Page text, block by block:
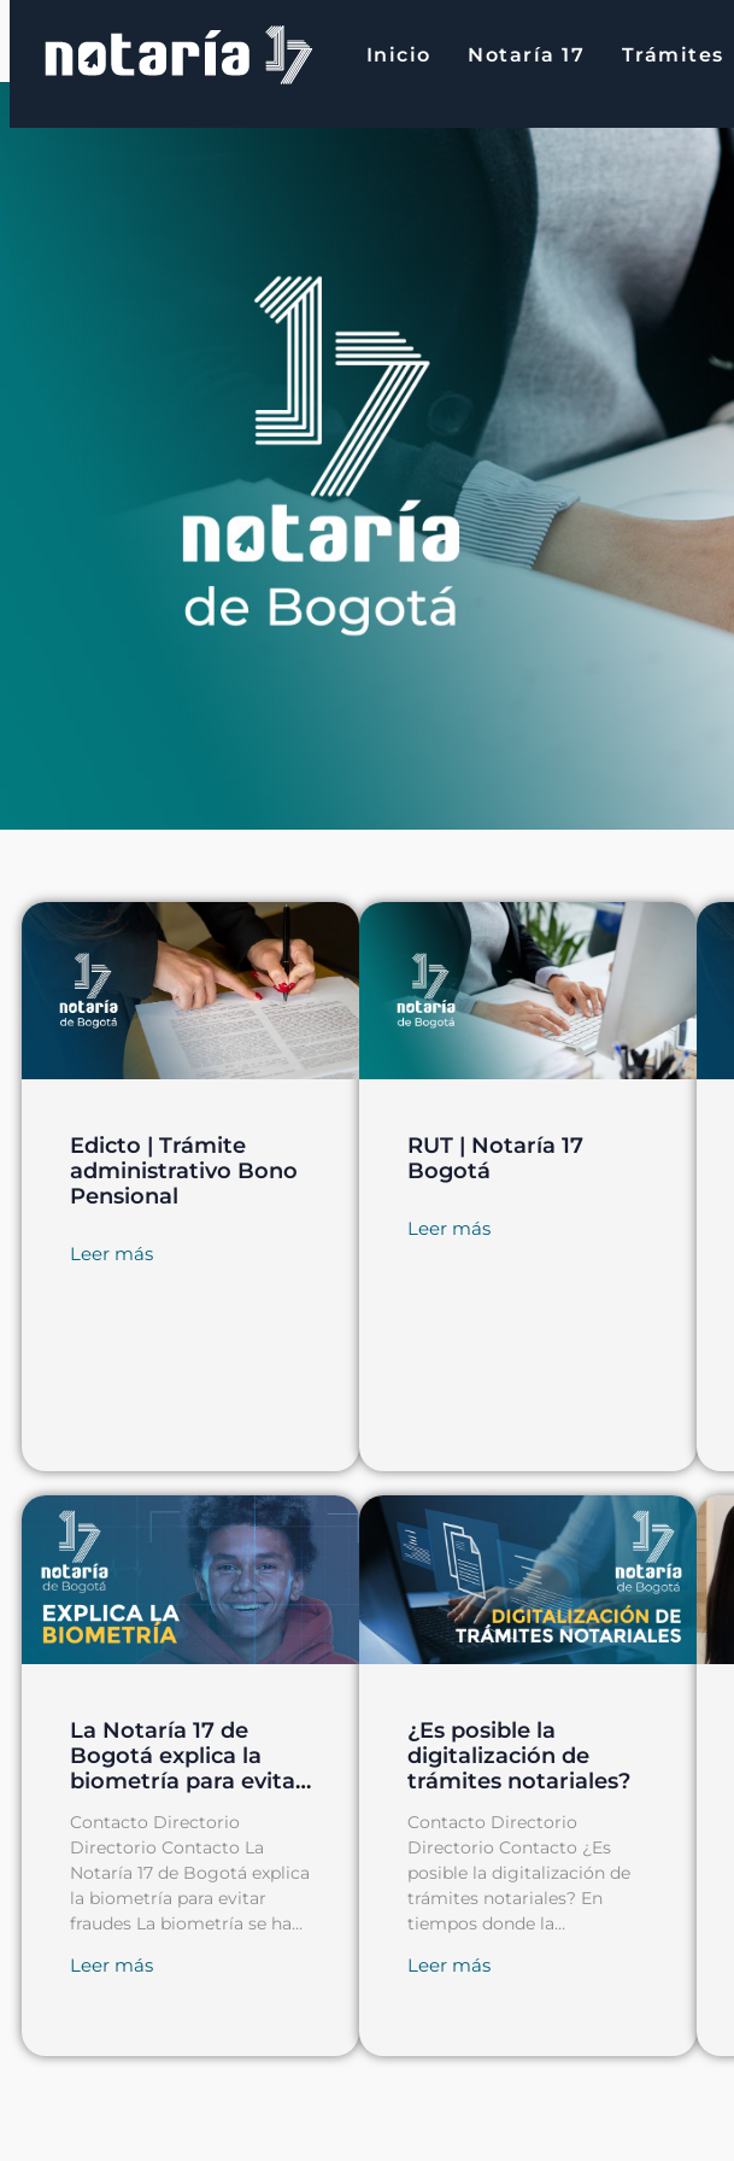
Inicio Notaría 17 Trámites
Inicio Notaría 17 Trámites
Edicto | Trámite
administrativo Bono
Pensional
Leer más
RUT | Notaría 17
Bogotá
Leer más
La Notaría 17 de
Bogotá explica la
biometría para evitar
Contacto Directorio
Directorio Contacto La
Notaría 17 de Bogotá explica
la biometría para evitar
fraudes La biometría se ha
Leer más
¿Es posible la
digitalización de
trámites notariales?
Contacto Directorio
Directorio Contacto ¿Es
posible la digitalización de
trámites notariales? En
tiempos donde la
convertido en una
Leer más